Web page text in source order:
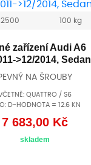
2500 100 kg
zařízení Audi A6
>12/2014, Sedan
NA ŠROUBY
QUATTRO / S6
D-HODNOTA = 12.6 KN
7 683,00 Kč
skladem